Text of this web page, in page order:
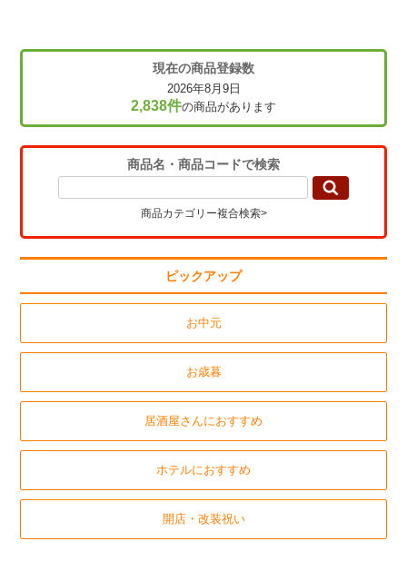
現在の商品登録数
2026年8月9日
2,838件の商品があります
商品名・商品コードで検索
商品カテゴリー複合検索>
ピックアップ
お中元
お歳暮
居酒屋さんにおすすめ
ホテルにおすすめ
開店・改装祝い